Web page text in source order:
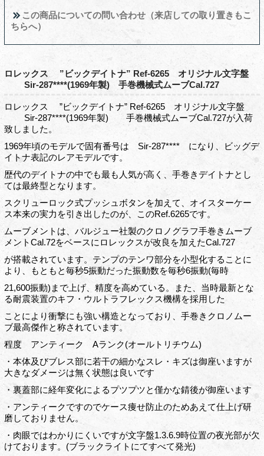
この商品についての問い合わせ（来店しての取り置きもこ
ちらへ）
ロレックス ”ビックデイトナ” Ref-6265 オリジナル文字盤
Sir-287****(1969年製) 手巻機械式ムーブCal.727
ロレックス ”ビックデイトナ” Ref-6265 オリジナル文字盤
Sir-287****(1969年製) 手巻機械式ムーブCal.727が入荷
致しました。
1969年頃のモデルで固有番号は Sir-287**** になり、ビッグデ
イトナ表記のレアモデルです。
歴代のデイトナの中でも最も人気が高く、手巻きデイトナとし
ては最終型となります。
スクリューロック式プッシュボタンを加えて、オイスターケー
ス本来の実力を引き出したのが、このRef.6265です。
ムーブメントは、バルジュー社製のクロノグラフ手巻きムーブ
メントCal.72をベースにロレックスが改良を加えたCal.727
が搭載されています。テンプのテンワ部分を小型化することに
より、もともと毎秒5振動だった振動数を毎秒6振動(毎時
21,600振動)まで上げ、精度を高めている。また、当時最新とな
る耐震装置のキフ・ウルトラフレックス機構を採用した
ことにより衝撃にも強い構造となっており、手巻きクロノムー
ブ最高傑作と称されています。
程度 アンティーク Aランク(オールトリチウム)
・本体及びブレス部に若干の細かなスレ・キズは御座いますが
大きなダメージは無く状態は良いです
・裏蓋部に経年変化によるプツプツと僅かな錆後が御座います
・アンティークですのでケース痩せ防止のためあえて仕上げ研
磨しておりません。
・肉眼ではわかりにくいですが文字盤1.3.6.9時位置の夜光部が欠
けております。(ブラックライトにてすべて発光)